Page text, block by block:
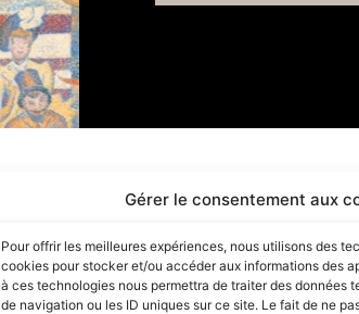
Gérer le consentement aux
Pour offrir les meilleures expériences, nous utilisons des
cookies pour stocker et/ou accéder aux informations des
à ces technologies nous permettra de traiter des données
de navigation ou les ID uniques sur ce site. Le fait de ne
Entreprises
Rejoignez nos
DÉCOUVRIR NOS